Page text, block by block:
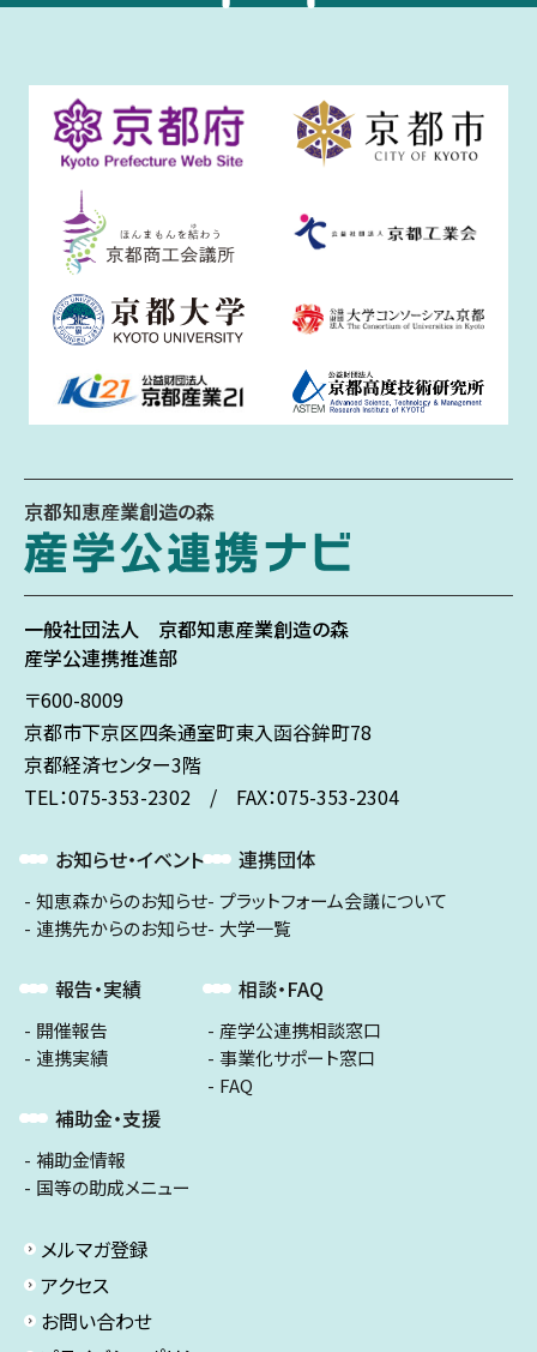
京都知恵産業創造の森
一般社団法人 京都知恵産業創造の森
産学公連携推進部
〒600-8009
京都市下京区四条通室町東入函谷鉾町78
京都経済センター3階
TEL：075-353-2302 / FAX：075-353-2304
お知らせ・イベント
知恵森からのお知らせ
連携先からのお知らせ
報告・実績
開催報告
連携実績
補助金・支援
補助金情報
国等の助成メニュー
連携団体
プラットフォーム会議について
大学一覧
相談・FAQ
産学公連携相談窓口
事業化サポート窓口
FAQ
メルマガ登録
アクセス
お問い合わせ